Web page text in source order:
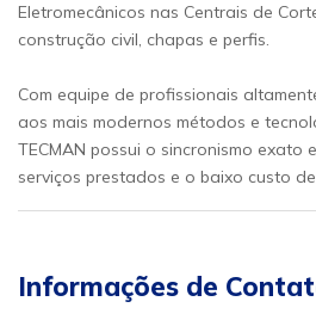
Eletromecânicos nas Centrais de
construção civil, chapas e perfis.
Com equipe de profissionais
aos mais modernos métodos e
TECMAN possui o sincronismo exato
serviços prestados e o baixo custo
Informações de